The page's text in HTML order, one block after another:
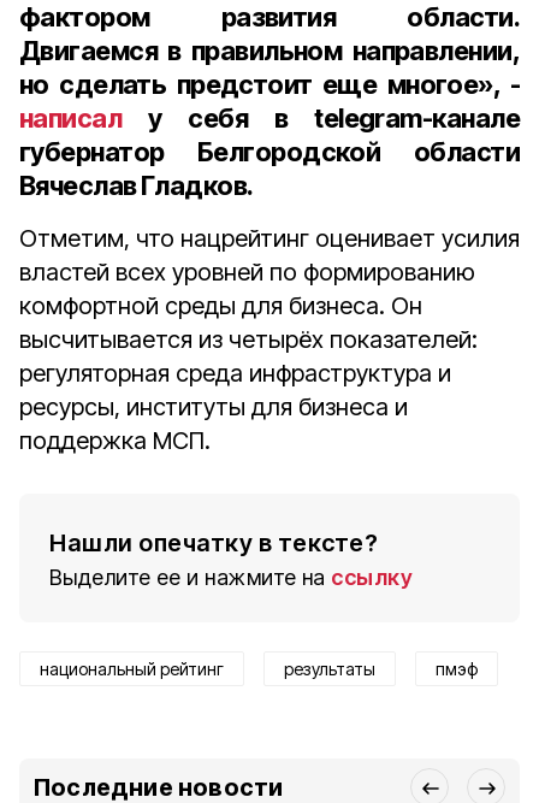
фактором развития области.
Двигаемся в правильном направлении,
но сделать предстоит еще многое», -
написалу себя в telegram-канале
губернатор Белгородской области
Вячеслав Гладков.
Отметим, что нацрейтинг оценивает усилия
властей всех уровней по формированию
комфортной среды для бизнеса. Он
высчитывается из четырёх показателей:
регуляторная среда инфраструктура и
ресурсы, институты для бизнеса и
поддержка МСП.
Нашли опечатку в тексте?
Выделите ее и нажмите на ссылку
национальный рейтинг результаты пмэф
Последние новости